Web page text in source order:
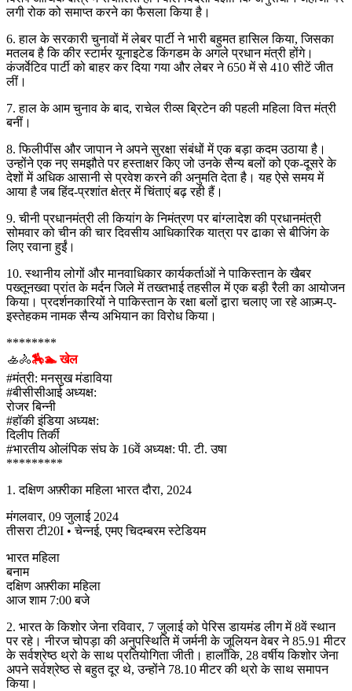
लगी रोक को समाप्त करने का फैसला किया है।
6. हाल के सरकारी चुनावों में लेबर पार्टी ने भारी बहुमत हासिल किया, जिसका
मतलब है कि कीर स्टार्मर यूनाइटेड किंगडम के अगले प्रधान मंत्री होंगे।
कंजर्वेटिव पार्टी को बाहर कर दिया गया और लेबर ने 650 में से 410 सीटें जीत
लीं।
7. हाल के आम चुनाव के बाद, राचेल रीव्स ब्रिटेन की पहली महिला वित्त मंत्री
बनीं।
8. फिलीपींस और जापान ने अपने सुरक्षा संबंधों में एक बड़ा कदम उठाया है।
उन्होंने एक नए समझौते पर हस्ताक्षर किए जो उनके सैन्य बलों को एक-दूसरे के
देशों में अधिक आसानी से प्रवेश करने की अनुमति देता है। यह ऐसे समय में
आया है जब हिंद-प्रशांत क्षेत्र में चिंताएं बढ़ रही हैं।
9. चीनी प्रधानमंत्री ली कियांग के निमंत्रण पर बांग्लादेश की प्रधानमंत्री
सोमवार को चीन की चार दिवसीय आधिकारिक यात्रा पर ढाका से बीजिंग के
लिए रवाना हुईं।
10. स्थानीय लोगों और मानवाधिकार कार्यकर्ताओं ने पाकिस्तान के खैबर
पख्तूनख्वा प्रांत के मर्दन जिले में तख्तभाई तहसील में एक बड़ी रैली का आयोजन
किया। प्रदर्शनकारियों ने पाकिस्तान के रक्षा बलों द्वारा चलाए जा रहे आज़्म-ए-
इस्तेहकम नामक सैन्य अभियान का विरोध किया।
********
🚣🚴🏇🏊 खेल
#मंत्री: मनसुख मंडाविया
#बीसीसीआई अध्यक्ष:
रोजर बिन्नी
#हॉकी इंडिया अध्यक्ष:
दिलीप तिर्की
#भारतीय ओलंपिक संघ के 16वें अध्यक्ष: पी. टी. उषा
*********
1. दक्षिण अफ़्रीका महिला भारत दौरा, 2024
मंगलवार, 09 जुलाई 2024
तीसरा टी20I • चेन्नई, एमए चिदम्बरम स्टेडियम
भारत महिला
बनाम
दक्षिण अफ़्रीका महिला
आज शाम 7:00 बजे
2. भारत के किशोर जेना रविवार, 7 जुलाई को पेरिस डायमंड लीग में 8वें स्थान
पर रहे। नीरज चोपड़ा की अनुपस्थिति में जर्मनी के जूलियन वेबर ने 85.91 मीटर
के सर्वश्रेष्ठ थ्रो के साथ प्रतियोगिता जीती। हालाँकि, 28 वर्षीय किशोर जेना
अपने सर्वश्रेष्ठ से बहुत दूर थे, उन्होंने 78.10 मीटर की थ्रो के साथ समापन
किया।